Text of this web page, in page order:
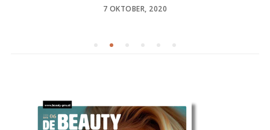
POSTED
7 OKTOBER, 2020